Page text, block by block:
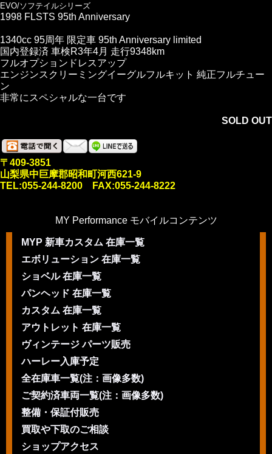
EVO/ソフテイルシリーズ
1998 FLSTS 95th Anniversary
1340cc 95周年 限定車 95th Anniversary limited
国内登録済 車検R3年4月 走行9348km
フルオプションドレスアップ
エンジンスクリーミングイーグルフルキット 純正フルチュー
ン
非常にスペシャルな一台です
SOLD OUT
〒409-3851
山梨県中巨摩郡昭和町河西621-9
TEL:055-244-8200 FAX:055-244-8222
MY Performance モバイルコンテンツ
MYP 新車カスタム 在庫一覧
エボリューション 在庫一覧
ショベル 在庫一覧
パンヘッド 在庫一覧
カスタム 在庫一覧
アウトレット 在庫一覧
ヴィンテージ パーツ販売
ハーレー入庫予定
全在庫車一覧(注：画像多数)
ご契約済車両一覧(注：画像多数)
整備・保証付販売
買取や下取のご相談
ショップアクセス